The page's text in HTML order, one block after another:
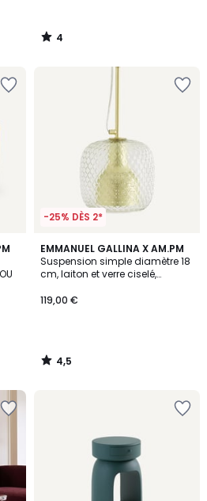
4
/
-25% DÈS 2*
EMMANUEL GALLINA X AM.PM
Suspension simple diamètre 18
cm, laiton et verre ciselé,
119,00 €
4,5
/ 5
4,5
/